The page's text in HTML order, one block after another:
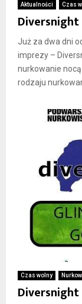
Aktualności Czas
Diversnight
Już za dwa dni
imprezy –
nurkowanie
rodzaju
Czas wolny
Diversnight